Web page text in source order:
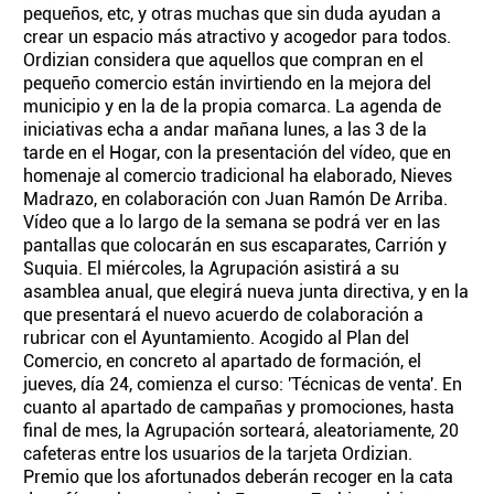
pequeños, etc, y otras muchas que sin duda ayudan a
crear un espacio más atractivo y acogedor para todos.
Ordizian considera que aquellos que compran en el
pequeño comercio están invirtiendo en la mejora del
municipio y en la de la propia comarca. La agenda de
iniciativas echa a andar mañana lunes, a las 3 de la
tarde en el Hogar, con la presentación del vídeo, que en
homenaje al comercio tradicional ha elaborado, Nieves
Madrazo, en colaboración con Juan Ramón De Arriba.
Vídeo que a lo largo de la semana se podrá ver en las
pantallas que colocarán en sus escaparates, Carrión y
Suquia. El miércoles, la Agrupación asistirá a su
asamblea anual, que elegirá nueva junta directiva, y en la
que presentará el nuevo acuerdo de colaboración a
rubricar con el Ayuntamiento. Acogido al Plan del
Comercio, en concreto al apartado de formación, el
jueves, día 24, comienza el curso: 'Técnicas de venta'. En
cuanto al apartado de campañas y promociones, hasta
final de mes, la Agrupación sorteará, aleatoriamente, 20
cafeteras entre los usuarios de la tarjeta Ordizian.
Premio que los afortunados deberán recoger en la cata